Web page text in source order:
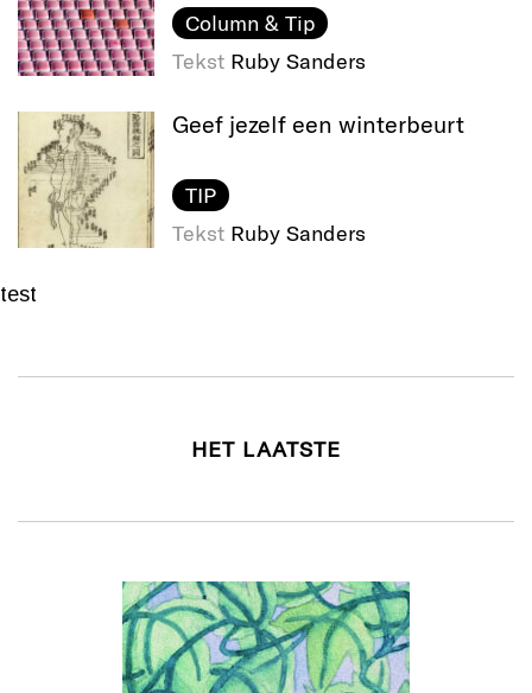
Column & Tip
Tekst Ruby Sanders
Geef jezelf een winterbeurt
TIP
Tekst Ruby Sanders
test
HET LAATSTE